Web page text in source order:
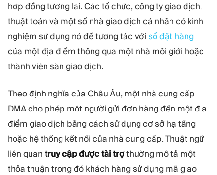
hợp đồng tương lai. Các tổ chức, công ty giao dịch,
thuật toán và một số nhà giao dịch cá nhân có kinh
nghiệm sử dụng nó để tương tác với sổ đặt hàng
của một địa điểm thông qua một nhà môi giới hoặc
thành viên sàn giao dịch.
Theo định nghĩa của Châu Âu, một nhà cung cấp
DMA cho phép một người gửi đơn hàng đến một địa
điểm giao dịch bằng cách sử dụng cơ sở hạ tầng
hoặc hệ thống kết nối của nhà cung cấp. Thuật ngữ
liên quan truy cập được tài trợthường mô tả một
thỏa thuận trong đó khách hàng sử dụng mã giao